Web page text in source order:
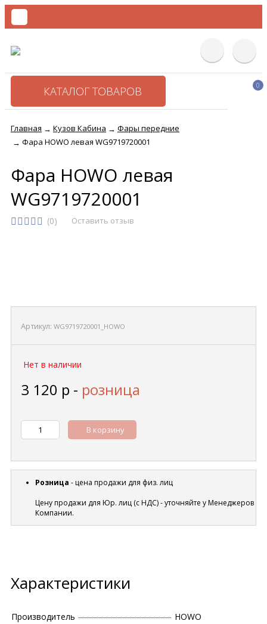
КАТАЛОГ ТОВАРОВ 0
Главная → Кузов Кабина → Фары передние
→ Фара HOWO левая WG9719720001
Фара HOWO левая
WG9719720001
(0) Оставить отзыв
Артикул: WG9719720001_HOWO
Нет в наличии
3 120 р - розница
В корзину
Розница - цена продажи для физ. лиц
Цену продажи для Юр. лиц (с НДС) - уточняйте у Менеджеров
Компании.
Характеристики
Производитель HOWO